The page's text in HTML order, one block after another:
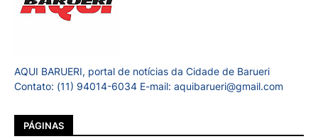
AQUI BARUERI, portal de notícias da Cidade de Barueri
Contato: (11) 94014-6034 E-mail: aquibarueri@gmail.com
PÁGINAS